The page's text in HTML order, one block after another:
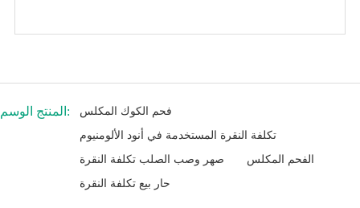
المنتج الوسم:
فحم الكوك المكلس
تكلفة النقرة المستخدمة في أنود الألومنيوم
صهر وصب الصلب تكلفة النقرة
الفحم المكلس
حار بيع تكلفة النقرة